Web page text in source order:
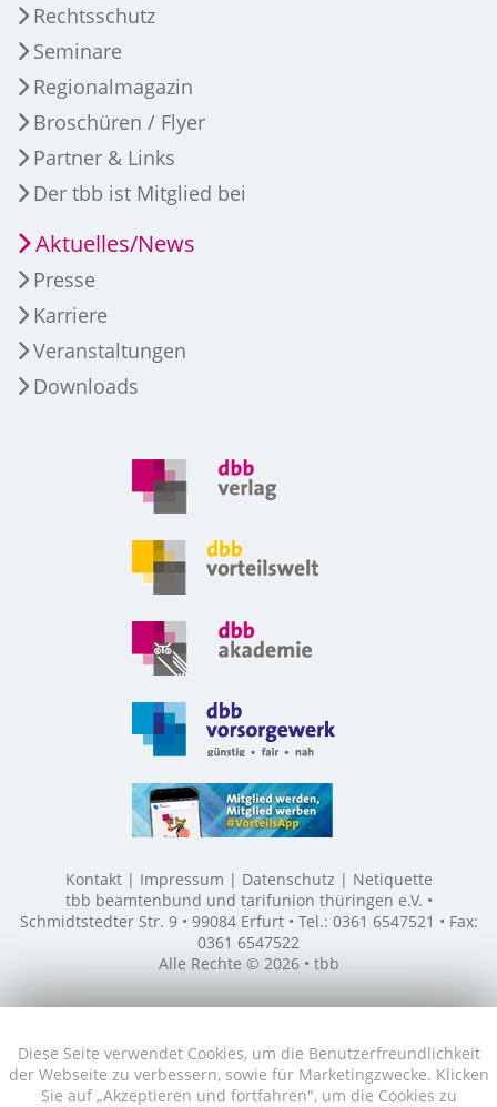
Diese Seite verwendet Cookies, um die Benutzerfreundlichkeit
der Webseite zu verbessern, sowie für Marketingzwecke. Klicken
Sie auf „Akzeptieren und fortfahren", um die Cookies zu
Rechtsschutz
Seminare
Regionalmagazin
Broschüren / Flyer
Partner & Links
Der tbb ist Mitglied bei
Aktuelles/News
Presse
Karriere
Veranstaltungen
Downloads
Kontakt Impressum Datenschutz
Netiquette
tbb beamtenbund und tarifunion thüringen e.V. •
Schmidtstedter Str. 9 • 99084 Erfurt • Tel.: 0361 6547521 • Fax:
0361 6547522
Alle Rechte © 2026 • tbb